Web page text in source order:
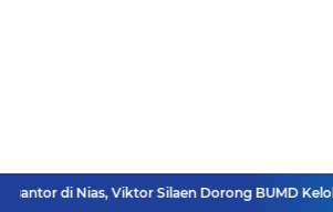
Viktor Silaen Dorong BUMD Kelola Rumput Laut